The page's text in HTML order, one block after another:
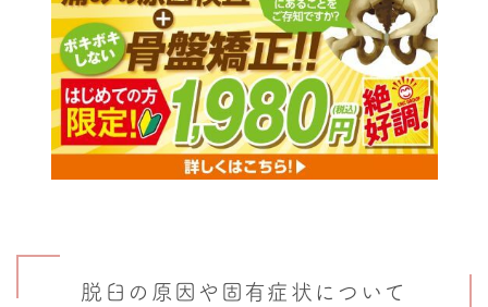
脱臼の原因や固有症状について